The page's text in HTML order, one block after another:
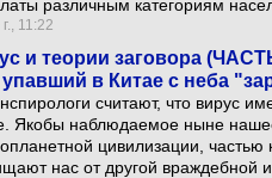
различным категориям
11:22
и теории заговора
упавший в Китае с неба
считают, что вирус
Якобы наблюдаемое ныне
цивилизации, частью
нас от другой враждебной